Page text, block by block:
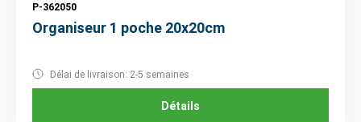
P-362050
Organiseur 1 poche 20x20cm
Délai de livraison: 2-5 semaines
Détails